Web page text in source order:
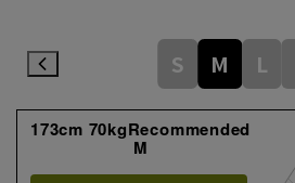
S M L
173cm 70kgRecommended
M